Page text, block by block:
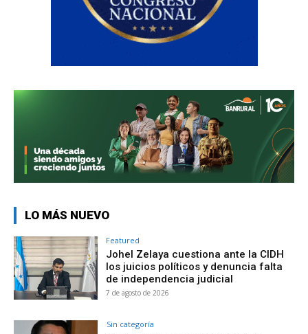
LO MÁS NUEVO
Featured
Johel Zelaya cuestiona ante la CIDH
los juicios políticos y denuncia falta
de independencia judicial
7 de agosto de 2026
Sin categoría